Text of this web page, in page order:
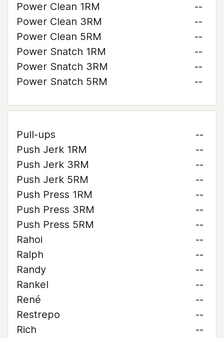
Power Clean 1RM
--
Power Clean 3RM
--
Power Clean 5RM
--
Power Snatch 1RM
--
Power Snatch 3RM
--
Power Snatch 5RM
--
Pull-ups
--
Push Jerk 1RM
--
Push Jerk 3RM
--
Push Jerk 5RM
--
Push Press 1RM
--
Push Press 3RM
--
Push Press 5RM
--
Rahoi
--
Ralph
--
Randy
--
Rankel
--
René
--
Restrepo
--
Rich
--